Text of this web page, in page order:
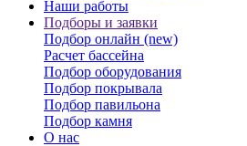
Наши работы
Подборы и заявки
Подбор онлайн (new)
Расчет бассейна
Подбор оборудования
Подбор покрывала
Подбор павильона
Подбор камня
О нас